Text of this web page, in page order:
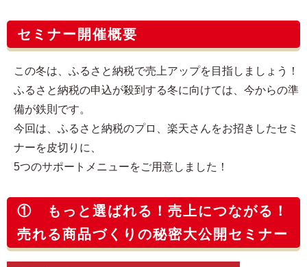
セミナー開催概要
この冬は、ふるさと納税で売上アップを目指しましょう！
ふるさと納税の申込が殺到する冬に向けては、今からの準
備が鉄則です。
今回は、ふるさと納税のプロ、楽天さんをお招きしたセミ
ナーを皮切りに、
5つのサポートメニューをご用意しました！
① もっと選ばれる！売上につながる！
売れる商品づくりの秘密大公開セミナー